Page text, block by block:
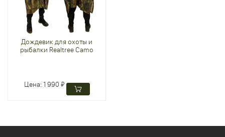
Дождевик для охоты и
рыбалки Realtree Camo
Цена:1 990 ₽